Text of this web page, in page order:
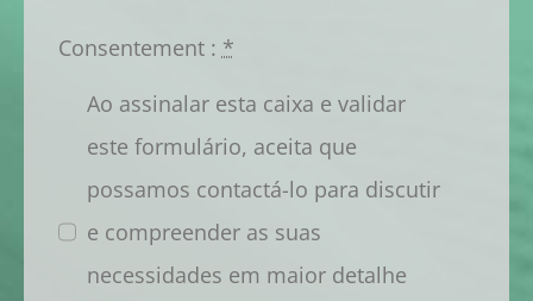
Consentement : *
Ao assinalar esta caixa e validar
este formulário, aceita que
possamos contactá-lo para discutir
e compreender as suas
necessidades em maior detalhe